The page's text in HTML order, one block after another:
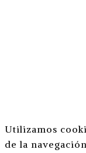
Utilizamos
de la